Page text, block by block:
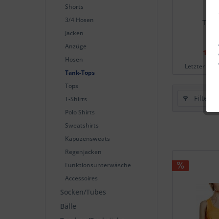
Shorts
3/4 Hosen
Jacken
Anzüge
Hosen
Tank-Tops
Tops
T-Shirts
Polo Shirts
Sweatshirts
Kapuzensweats
Regenjacken
Funktionsunterwäsche
Accessoires
Socken/Tubes
Bälle
Letzter
Filtern